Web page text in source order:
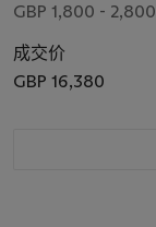
GBP 1,800 - 2,800
成交价
GBP 16,380